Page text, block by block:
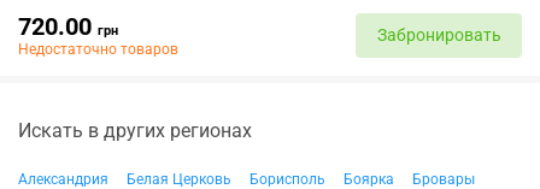
720.00 грн
Недостаточно товаров
Забронировать
Искать в других регионах
Александрия Белая Церковь Борисполь Боярка
Бровары